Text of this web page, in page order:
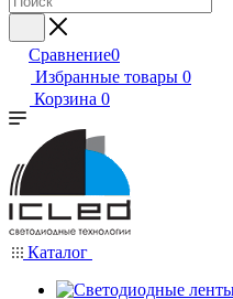
Сравнение0
Избранные товары 0
Корзина 0
Каталог